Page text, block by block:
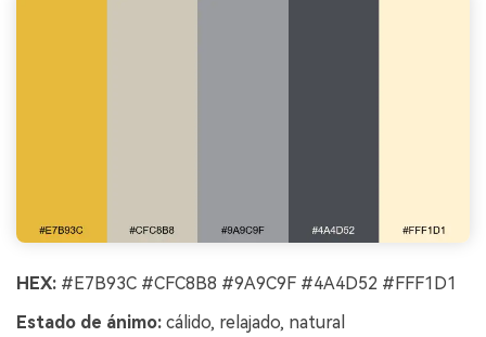
HEX: #E7B93C #CFC8B8 #9A9C9F #4A4D52 #FFF1D1
Estado de ánimo: cálido, relajado, natural